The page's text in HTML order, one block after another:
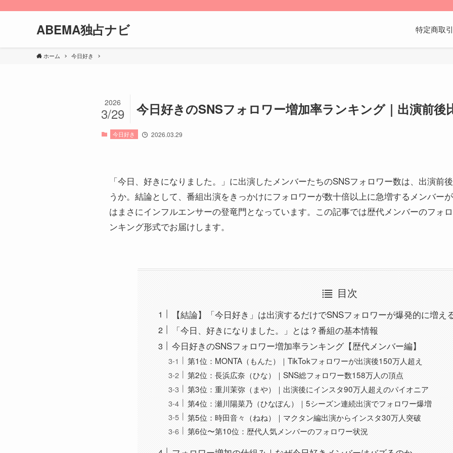
ABEMA独占ナビ 特定商取
ホーム 今日好き
今日好きのSNSフォロワー増加率ランキング｜出演前後
2026
3/29
今日好き 2026.03.29
「今日、好きになりました。」に出演したメンバーたちのSNSフォロワー数は、出演前
うか。結論として、番組出演をきっかけにフォロワーが数十倍以上に急増するメンバー
はまさにインフルエンサーの登竜門となっています。この記事では歴代メンバーのフォ
ンキング形式でお届けします。
目次
【結論】「今日好き」は出演するだけでSNSフォロワーが爆発的に増え
「今日、好きになりました。」とは？番組の基本情報
今日好きのSNSフォロワー増加率ランキング【歴代メンバー編】
第1位：MONTA（もんた）｜TikTokフォロワーが出演後150万人超え
第2位：長浜広奈（ひな）｜SNS総フォロワー数158万人の頂点
第3位：重川茉弥（まや）｜出演後にインスタ90万人超えのパイオニア
第4位：瀬川陽菜乃（ひなぽん）｜5シーズン連続出演でフォロワー爆増
第5位：時田音々（ねね）｜マクタン編出演からインスタ30万人突破
第6位〜第10位：歴代人気メンバーのフォロワー状況